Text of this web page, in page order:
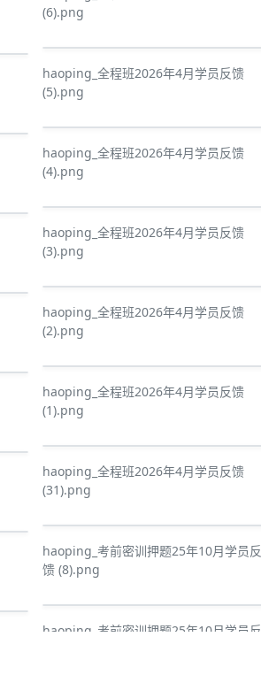
(6).png
haoping_全程班2026年4月学员反馈
(5).png
haoping_全程班2026年4月学员反馈
(4).png
haoping_全程班2026年4月学员反馈
(3).png
haoping_全程班2026年4月学员反馈
(2).png
haoping_全程班2026年4月学员反馈
(1).png
haoping_全程班2026年4月学员反馈
(31).png
haoping_考前密训押题25年10月学员反
馈 (8).png
haoping_考前密训押题25年10月学员反